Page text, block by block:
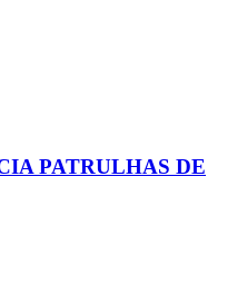
PATRULHAS DE